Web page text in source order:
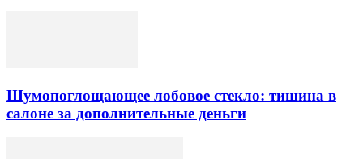
Шумопоглощающее лобовое стекло: тишина в
салоне за дополнительные деньги